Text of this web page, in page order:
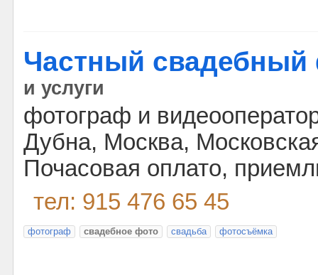
Частный свадебный
и услуги
фотограф и
Дубна, Москва,
Почасовая оплато,
тел: 915 476 65 45
фотограф свадебное фото свадьба фотосъёмка